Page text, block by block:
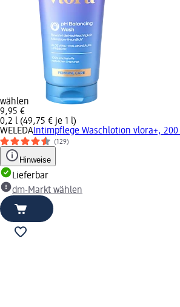
wählen
9,95 €
0,2 l (49,75 € je 1 l)
WELEDA Intimpflege Waschlotion vlora+,
(129)
Hinweise
Lieferbar
dm-Markt wählen